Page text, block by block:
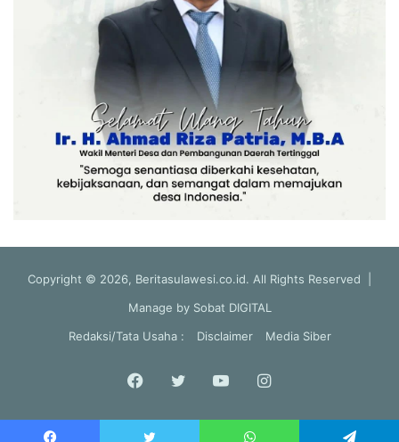
Copyright © 2026, Beritasulawesi.co.id. All Rights Reserved |
Manage by Sobat DIGITAL
Redaksi/Tata Usaha :
Disclaimer Media Siber
Facebook
Twitter YouTubeInstagram